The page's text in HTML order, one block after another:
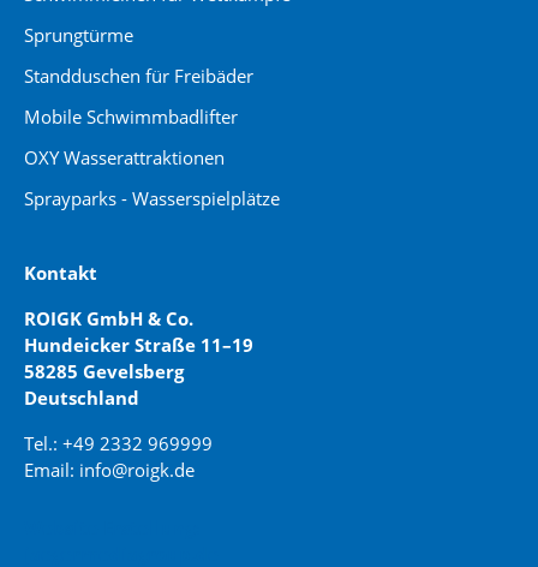
Sprungtürme
Standduschen für Freibäder
Mobile Schwimmbadlifter
OXY Wasserattraktionen
Sprayparks - Wasserspielplätze
Kontakt
ROIGK GmbH & Co.
Hundeicker Straße 11–19
58285 Gevelsberg
Deutschland
Tel.: +49 2332 969999
Email: info@roigk.de